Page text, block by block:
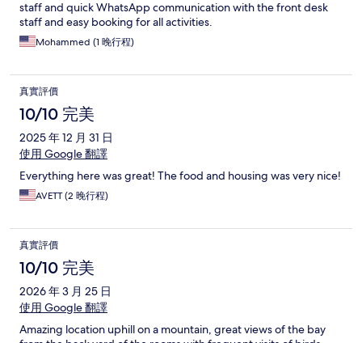
staff and quick WhatsApp communication with the front desk
staff and easy booking for all activities.
Mohammed (1 晚行程)
真實評價
10/10 完美
2025 年 12 月 31 日
使用 Google 翻譯
Everything here was great! The food and housing was very nice!
AVETT (2 晚行程)
真實評價
10/10 完美
2026 年 3 月 25 日
使用 Google 翻譯
Amazing location uphill on a mountain, great views of the bay